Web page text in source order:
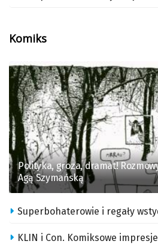
Komiks
Polityka, groza, dramat!
Agą Szymańską
Superbohaterowie i regały
KLIN i Con. Komiksowe